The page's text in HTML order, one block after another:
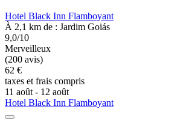
Hotel Black Inn Flamboyant
À 2,1 km de : Jardim Goiás
9,0/10
Merveilleux
(200 avis)
62 €
taxes et frais compris
11 août - 12 août
Hotel Black Inn Flamboyant